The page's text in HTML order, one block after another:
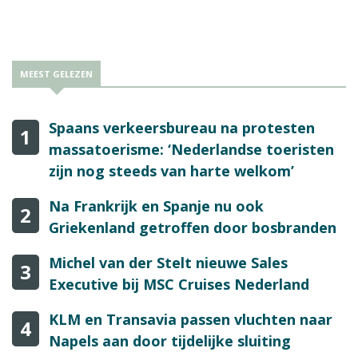
MEEST GELEZEN
1
Spaans verkeersbureau na protesten
massatoerisme: ‘Nederlandse toeristen
zijn nog steeds van harte welkom’
2
Na Frankrijk en Spanje nu ook
Griekenland getroffen door bosbranden
3
Michel van der Stelt nieuwe Sales
Executive bij MSC Cruises Nederland
4
KLM en Transavia passen vluchten naar
Napels aan door tijdelijke sluiting